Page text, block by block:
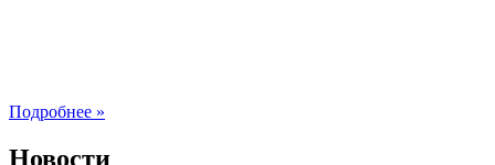
Подробнее »
Новости